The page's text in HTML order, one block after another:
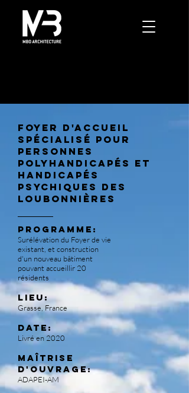
FOYER D'ACCUEIL
spécialisé pour
personnes
polyhandicapés et
handicapés
psychiques des
Loubonnières
Programme:
Surélévation du Foyer de vie
existant, et construction
d'un nouveau bâtiment
pouvant accueillir 20
résidents
Lieu:
Grasse, France
Date:
Livré en 2020
Maîtrise
d'ouvrage:
ADAPEI-AM